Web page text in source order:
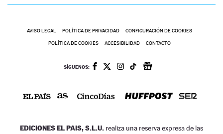
AVISO LEGAL POLÍTICA DE PRIVACIDAD CONFIGURACIÓN DE COOKIES
POLÍTICA DE COOKIES ACCESIBILIDAD CONTACTO
SÍGUENOS:
EDICIONES EL PAIS, S.L.U. realiza una reserva expresa de las